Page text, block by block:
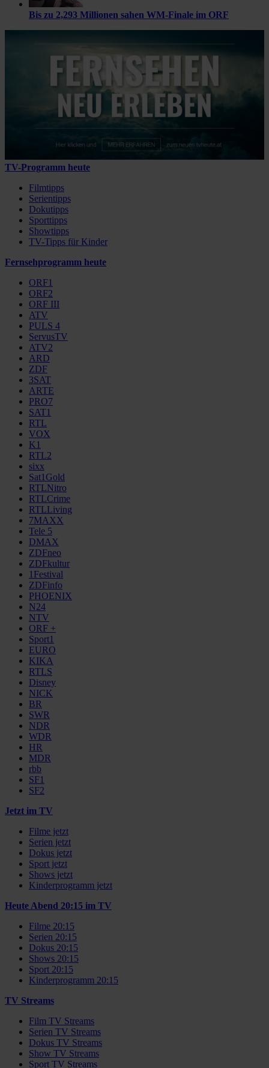
Bis zu 2,293 Millionen sahen WM-Finale im ORF
TV-Programm heute
Filmtipps
Serientipps
Dokutipps
Sporttipps
Showtipps
TV-Tipps für Kinder
Fernsehprogramm heute
ORF1
ORF2
ORF III
ATV
PULS 4
ServusTV
ATV2
ARD
ZDF
3SAT
ARTE
PRO7
SAT1
RTL
VOX
K1
RTL2
sixx
Sat1Gold
RTLNitro
RTLCrime
RTLLiving
7MAXX
Tele 5
DMAX
ZDFneo
ZDFkultur
1Festival
ZDFinfo
PHOENIX
N24
NTV
ORF +
Sport1
EURO
KIKA
RTLS
Disney
NICK
BR
SWR
NDR
WDR
HR
MDR
rbb
SF1
SF2
Jetzt im TV
Filme jetzt
Serien jetzt
Dokus jetzt
Sport jetzt
Shows jetzt
Kinderprogramm jetzt
Heute Abend 20:15 im TV
Filme 20:15
Serien 20:15
Dokus 20:15
Shows 20:15
Sport 20:15
Kinderprogramm 20:15
TV Streams
Film TV Streams
Serien TV Streams
Dokus TV Streams
Show TV Streams
Sport TV Streams